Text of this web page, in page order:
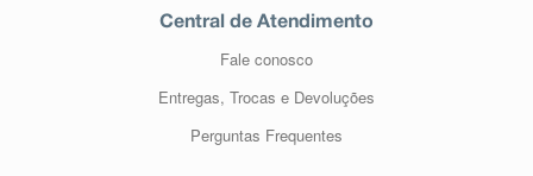
Central de Atendimento
Fale conosco
Entregas, Trocas e Devoluções
Perguntas Frequentes